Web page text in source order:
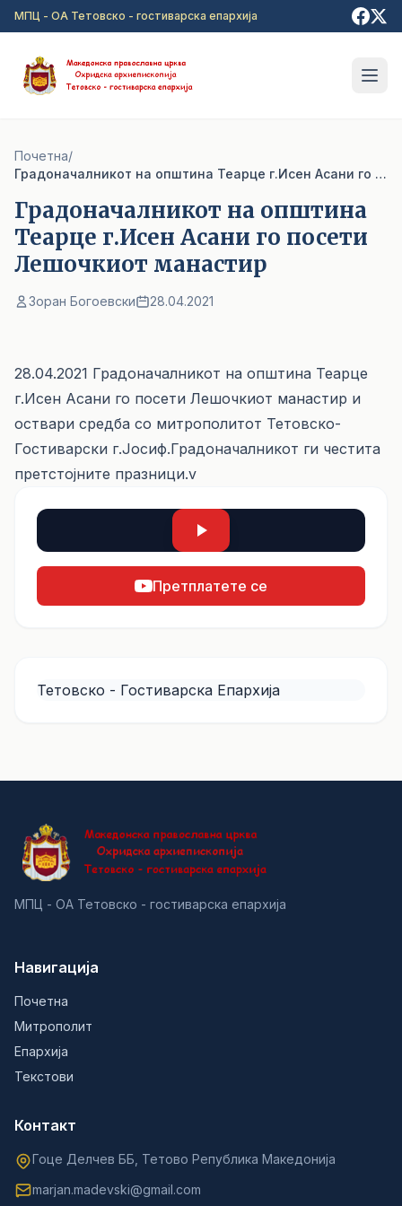
Прејди на главна содржина
МПЦ - ОА Тетовско - гостиварска епархија
Почетна/
Градоначалникот на општина Теарце г.Исен Асани го посети Лешочкиот манастир
Градоначалникот на општина
Теарце г.Исен Асани го посети
Лешочкиот манастир
Зоран Богоевски 28.04.2021
28.04.2021 Градоначалникот на општина Теарце
г.Исен Асани го посети Лешочкиот манастир и
оствари средба со митрополитот Тетовско-
Гостиварски г.Јосиф.Градоначалникот ги честита
претстојните празници.v
Претплатете се
Тетовско - Гостиварска Епархија
МПЦ - ОА Тетовско - гостиварска епархија
Навигација
Почетна
Митрополит
Епархија
Текстови
Контакт
Гоце Делчев ББ, Тетово Република Македонија
marjan.madevski@gmail.com